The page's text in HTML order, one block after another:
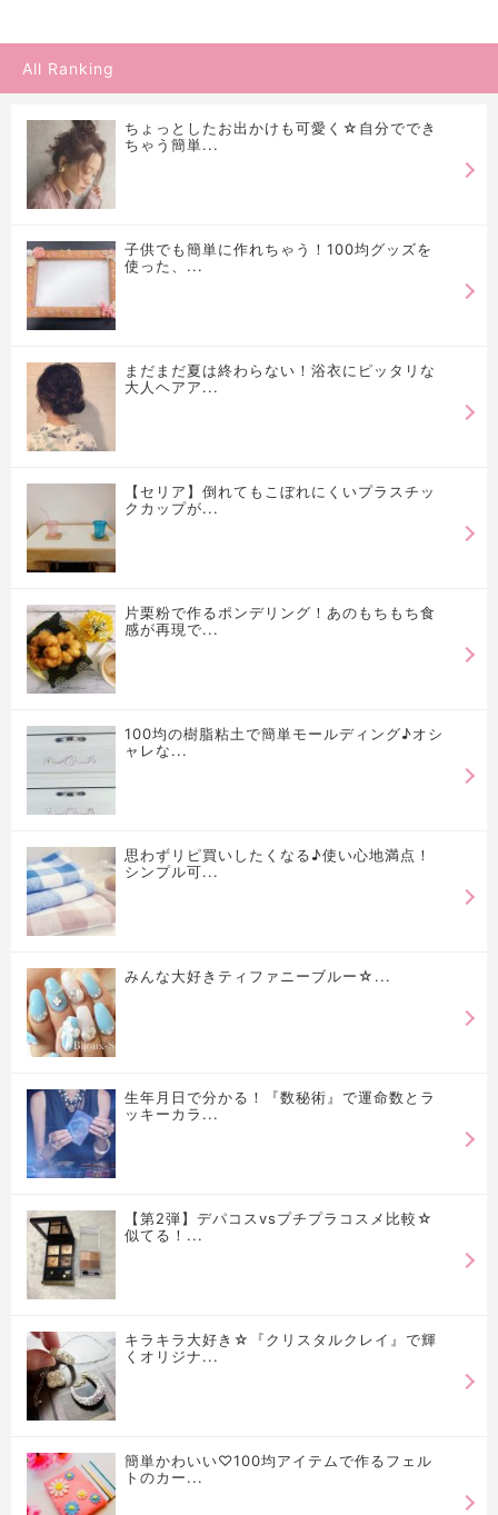
All Ranking
ちょっとしたお出かけも可愛く☆自分ででき
ちゃう簡単...
子供でも簡単に作れちゃう！100均グッズを
使った、...
まだまだ夏は終わらない！浴衣にピッタリな
大人ヘアア...
【セリア】倒れてもこぼれにくいプラスチッ
クカップが...
片栗粉で作るポンデリング！あのもちもち食
感が再現で...
100均の樹脂粘土で簡単モールディング♪オシ
ャレな...
思わずリピ買いしたくなる♪使い心地満点！
シンプル可...
みんな大好きティファニーブルー☆...
生年月日で分かる！『数秘術』で運命数とラ
ッキーカラ...
【第2弾】デパコスvsプチプラコスメ比較☆
似てる！...
キラキラ大好き☆『クリスタルクレイ』で輝
くオリジナ...
簡単かわいい♡100均アイテムで作るフェル
トのカー...